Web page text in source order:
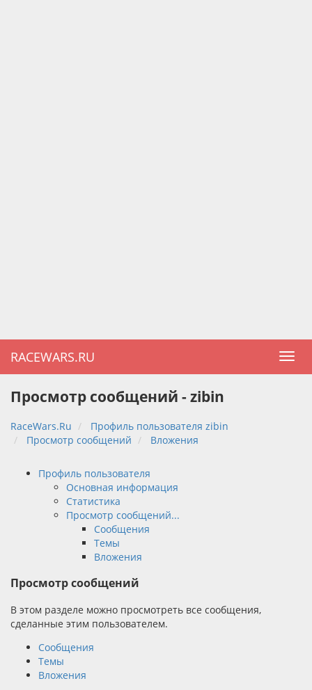
RACEWARS.RU
Просмотр сообщений - zibin
RaceWars.Ru
Профиль пользователя zibin
Просмотр сообщений
Вложения
Профиль пользователя
Основная информация
Статистика
Просмотр сообщений...
Сообщения
Темы
Вложения
Просмотр сообщений
В этом разделе можно просмотреть все сообщения,
сделанные этим пользователем.
Сообщения
Темы
Вложения